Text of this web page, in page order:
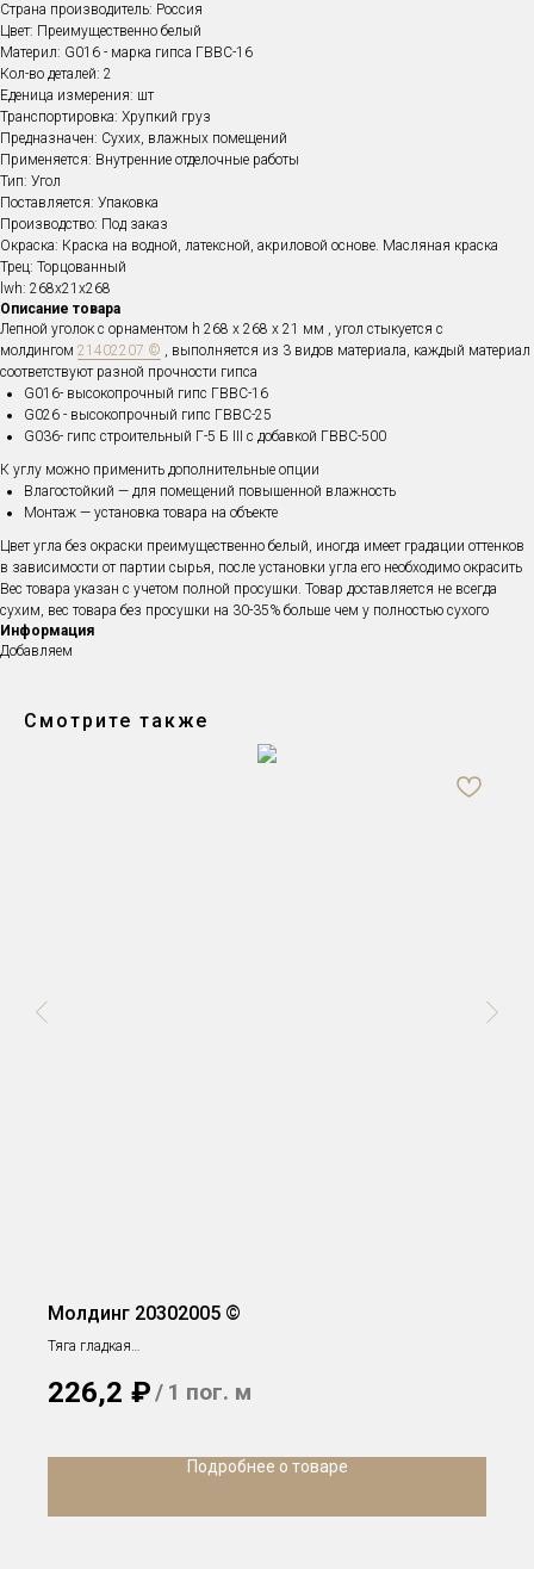
Страна производитель: Россия
Цвет: Преимущественно белый
Материл: G016 - марка гипса ГВВС-16
Кол-во деталей: 2
Еденица измерения: шт
Транспортировка: Хрупкий груз
Предназначен: Сухих, влажных помещений
Применяется: Внутренние отделочные работы
Тип: Угол
Поставляется: Упаковка
Производство: Под заказ
Окраска: Краска на водной, латексной, акриловой основе. Масляная краска
Трец: Торцованный
lwh: 268x21x268
Описание товара
Лепной уголок с орнаментом h 268 x 268 x 21 мм , угол стыкуется с
молдингом 21402207 © , выполняется из 3 видов материала, каждый материал
соответствуют разной прочности гипса
G016- высокопрочный гипс ГВВС-16
G026 - высокопрочный гипс ГВВС-25
G036- гипс строительный Г-5 Б III с добавкой ГВВС-500
К углу можно применить дополнительные опции
Влагостойкий — для помещений повышенной влажность
Монтаж — установка товара на объекте
Цвет угла без окраски преимущественно белый, иногда имеет градации оттенков
в зависимости от партии сырья, после установки угла его необходимо окрасить
Вес товара указан с учетом полной просушки. Товар доставляется не всегда
сухим, вес товара без просушки на 30-35% больше чем у полностью сухого
Информация
Добавляем
Смотрите также
Молдинг 20302005 ©
Тяга гладкая
226,2 ₽/ 1 пог. м
Подробнее о товаре